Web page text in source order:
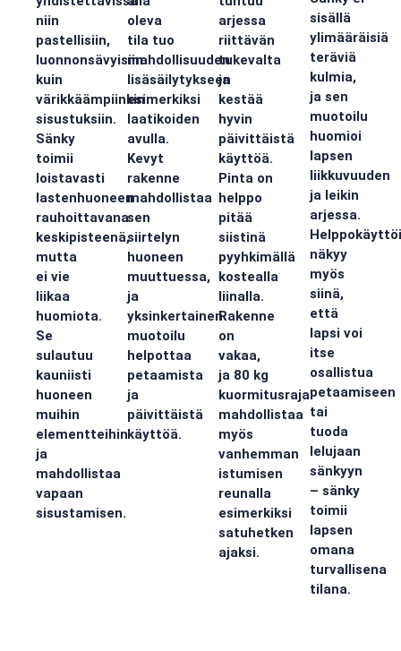
niin
pastellisiin,
luonnonsävyisiin
kuin
värikkäämpiinkin
sisustuksiin.
Sänky
toimii
loistavasti
lastenhuoneen
rauhoittavana
keskipisteenä,
mutta
ei vie
liikaa
huomiota.
Se
sulautuu
kauniisti
huoneen
muihin
elementteihin
ja
mahdollistaa
vapaan
sisustamisen.
oleva
tila tuo
mahdollisuuden
lisäsäilytykseen
esimerkiksi
laatikoiden
avulla.
Kevyt
rakenne
mahdollistaa
sen
siirtelyn
huoneen
muuttuessa,
ja
yksinkertainen
muotoilu
helpottaa
petaamista
ja
päivittäistä
käyttöä.
arjessa
riittävän
tukevalta
ja
kestää
hyvin
päivittäistä
käyttöä.
Pinta on
helppo
pitää
siistinä
pyyhkimällä
kostealla
liinalla.
Rakenne
on
vakaa,
ja 80 kg
kuormitusraja
mahdollistaa
myös
vanhemman
istumisen
reunalla
esimerkiksi
satuhetken
ajaksi.
sisällä
ylimääräisiä
teräviä
kulmia,
ja sen
muotoilu
huomioi
lapsen
liikkuvuuden
ja leikin
arjessa.
näkyy
myös
siinä,
että
lapsi voi
itse
osallistua
petaamiseen
tai
tuoda
lelujaan
sänkyyn
– sänky
toimii
lapsen
omana
turvallisena
tilana.